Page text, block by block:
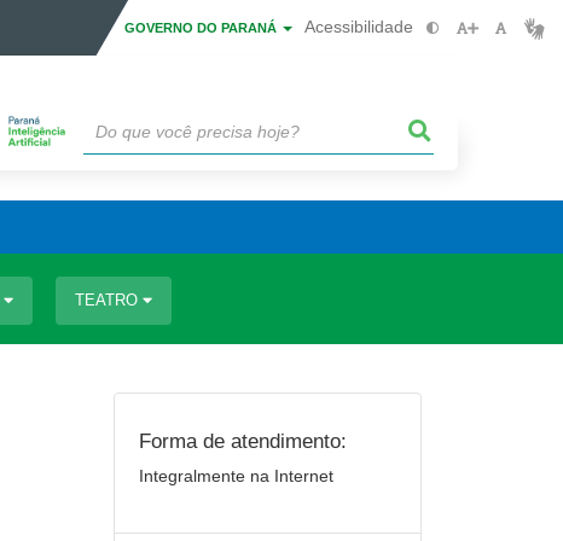
GOVERNO DO PARANÁ Acessibilidade
TEATRO
Forma de atendimento:
Integralmente na Internet